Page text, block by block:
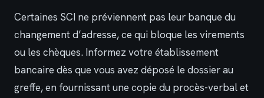
Certaines SCI ne préviennent pas leur banque du
changement d’adresse, ce qui bloque les virements
ou les chèques. Informez votre établissement
bancaire dès que vous avez déposé le dossier au
greffe, en fournissant une copie du procès-verbal et